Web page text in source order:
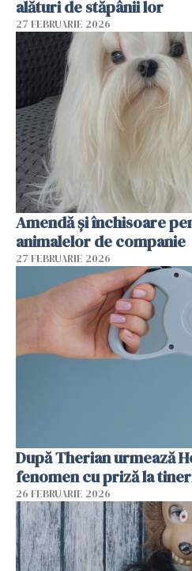
alături de stăpânii lor
27 FEBRUARIE 2026
Amendă și închisoare
animalelor de companie
27 FEBRUARIE 2026
După Therian urmează
fenomen cu priză la
26 FEBRUARIE 2026